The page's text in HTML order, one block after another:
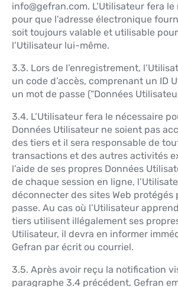
info@gefran.com. L’Utilisateur fera
pour que l’adresse électronique
soit toujours valable et utilisable
l’Utilisateur lui-même.
3.3. Lors de l’enregistrement,
un code d’accès, comprenant un ID
un mot de passe (“Données
3.4. L’Utilisateur fera le nécessaire
Données Utilisateur ne soient pas
des tiers et il sera responsable de
transactions et des autres activités
l’aide de ses propres Données
de chaque session en ligne,
déconnecter des sites Web protégés
passe. Au cas où l’Utilisateur
tiers utilisent illégalement ses
Utilisateur, il devra en informer
Gefran par écrit ou courriel.
3.5. Après avoir reçu la notification
paragraphe 3.4 précédent, Gefran